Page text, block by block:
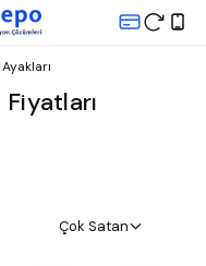
Çok Satan
Satın
Gelince